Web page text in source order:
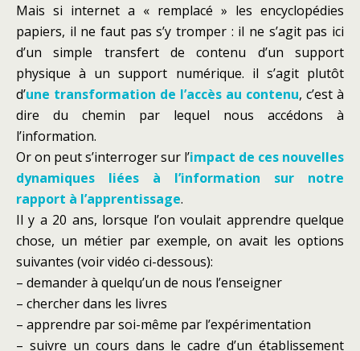
Mais si internet a « remplacé » les encyclopédies
papiers, il ne faut pas s’y tromper : il ne s’agit pas ici
d’un simple transfert de contenu d’un support
physique à un support numérique. il s’agit plutôt
d’une transformation de l’accès au contenu, c’est à
dire du chemin par lequel nous accédons à
l’information.
Or on peut s’interroger sur l’impact de ces nouvelles
dynamiques liées à l’information sur notre
rapport à l’apprentissage.
Il y a 20 ans, lorsque l’on voulait apprendre quelque
chose, un métier par exemple, on avait les options
suivantes (voir vidéo ci-dessous):
– demander à quelqu’un de nous l’enseigner
– chercher dans les livres
– apprendre par soi-même par l’expérimentation
– suivre un cours dans le cadre d’un établissement